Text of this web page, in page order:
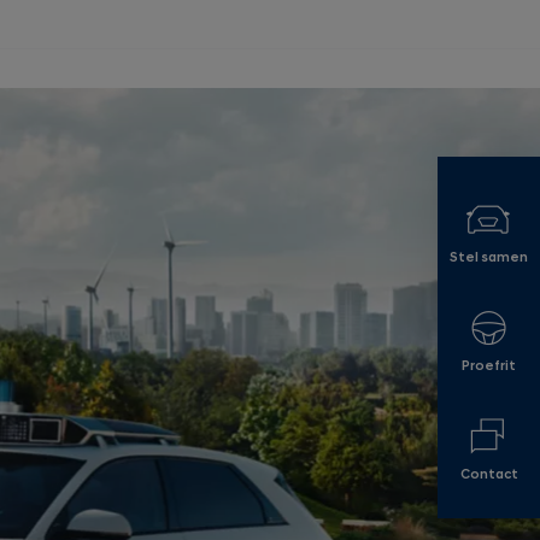
Stel samen
Proefrit
Contact